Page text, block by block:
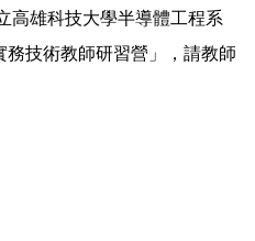
高雄科技大學半導體工程系
技術教師研習營」，請教師